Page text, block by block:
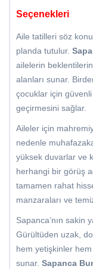
Seçenekleri
Aile tatilleri söz
planda tutulur.
ailelerin
alanları sunar.
çocuklar için
geçirmesini sağlar.
Aileler için
nedenle
yüksek duvarlar ve
herhangi bir görüş
tamamen rahat
manzaraları ve
Sapanca’nın sakin
Gürültüden uzak,
hem yetişkinler
sunar. Sapanca